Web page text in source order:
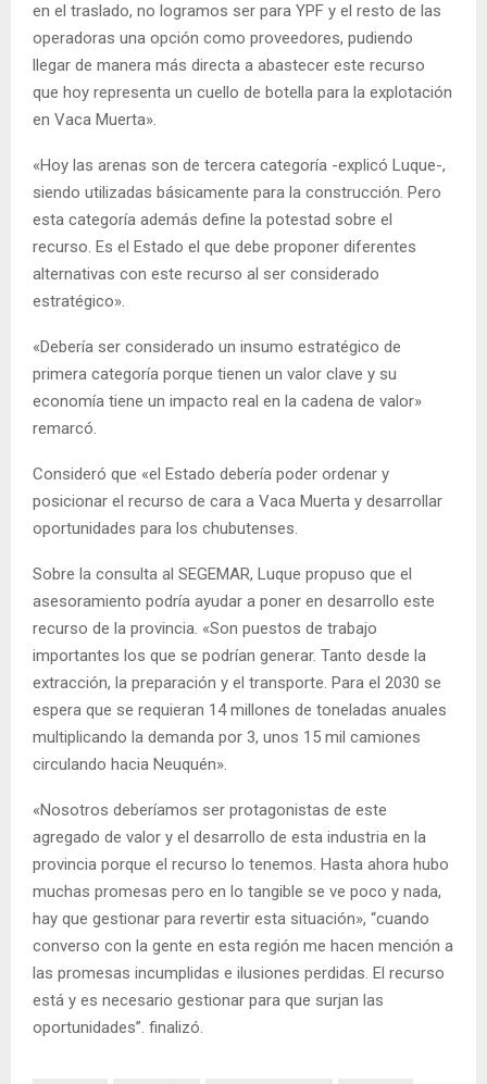
en el traslado, no logramos ser para YPF y el resto de las
operadoras una opción como proveedores, pudiendo
llegar de manera más directa a abastecer este recurso
que hoy representa un cuello de botella para la explotación
en Vaca Muerta».
«Hoy las arenas son de tercera categoría -explicó Luque-,
siendo utilizadas básicamente para la construcción. Pero
esta categoría además define la potestad sobre el
recurso. Es el Estado el que debe proponer diferentes
alternativas con este recurso al ser considerado
estratégico».
«Debería ser considerado un insumo estratégico de
primera categoría porque tienen un valor clave y su
economía tiene un impacto real en la cadena de valor»
remarcó.
Consideró que «el Estado debería poder ordenar y
posicionar el recurso de cara a Vaca Muerta y desarrollar
oportunidades para los chubutenses.
Sobre la consulta al SEGEMAR, Luque propuso que el
asesoramiento podría ayudar a poner en desarrollo este
recurso de la provincia. «Son puestos de trabajo
importantes los que se podrían generar. Tanto desde la
extracción, la preparación y el transporte. Para el 2030 se
espera que se requieran 14 millones de toneladas anuales
multiplicando la demanda por 3, unos 15 mil camiones
circulando hacia Neuquén».
«Nosotros deberíamos ser protagonistas de este
agregado de valor y el desarrollo de esta industria en la
provincia porque el recurso lo tenemos. Hasta ahora hubo
muchas promesas pero en lo tangible se ve poco y nada,
hay que gestionar para revertir esta situación», “cuando
converso con la gente en esta región me hacen mención a
las promesas incumplidas e ilusiones perdidas. El recurso
está y es necesario gestionar para que surjan las
oportunidades”. finalizó.